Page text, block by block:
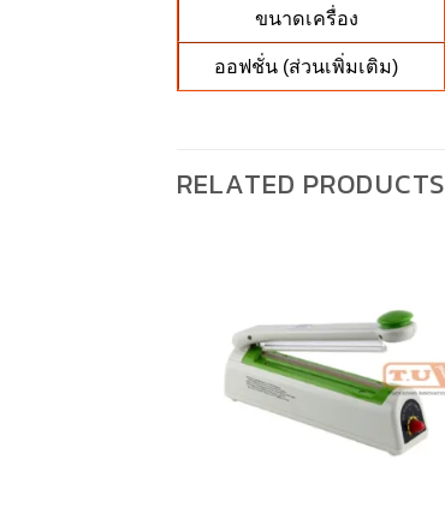
ขนาดเครื่อง
ออฟชั่น (ส่วนเพิ่มเติม)
RELATED PRODUCTS